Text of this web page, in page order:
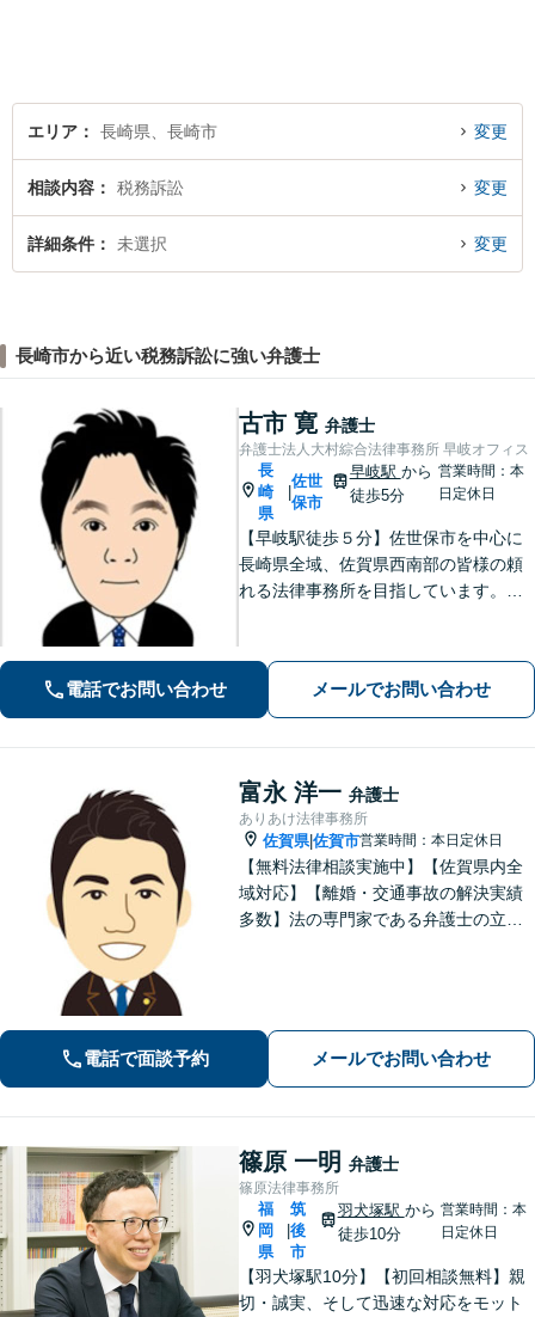
エリア 長崎県、長崎市 変更
相談内容 税務訴訟 変更
詳細条件 未選択 変更
長崎市から近い税務訴訟に強い弁護士
古市 寛 弁護士
弁護士法人大村綜合法律事務所 早岐オフィス
長
崎
県
佐世
保市
早岐駅 から
徒歩5分
営業時間：本
日定休日
【早岐駅徒歩５分】佐世保市を中心に
長崎県全域、佐賀県西南部の皆様の頼
れる法律事務所を目指しています。相
います。早期解決には、早めのご相談
が肝要です。
電話でお問い合わせ メールでお問い合わせ
富永 洋一 弁護士
ありあけ法律事務所
佐賀県|佐賀市営業時間：本日定休日
【無料法律相談実施中】【佐賀県内全
域対応】【離婚・交通事故の解決実績
多数】法の専門家である弁護士の立場
電話で面談予約 メールでお問い合わせ
篠原 一明 弁護士
篠原法律事務所
福
岡
県
筑
後
市
羽犬塚駅 から
徒歩10分
営業時間：本
日定休日
【羽犬塚駅10分】【初回相談無料】親
切・誠実、そして迅速な対応をモット